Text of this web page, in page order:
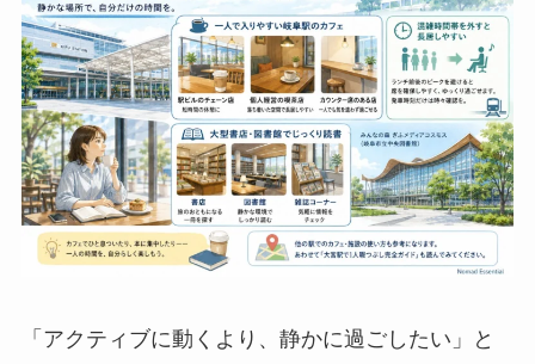
「アクティブに動くより、静かに過ごしたい」と